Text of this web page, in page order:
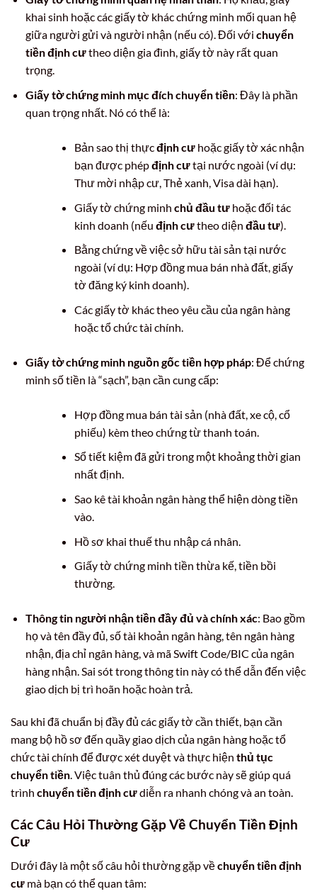
khai sinh hoặc các giấy tờ khác chứng minh mối quan hệ
giữa người gửi và người nhận (nếu có). Đối với chuyển
tiền định cưtheo diện gia đình, giấy tờ này rất quan
trọng.
Giấy tờ chứng minh mục đích chuyển tiền: Đây là phần
quan trọng nhất. Nó có thể là:
Bản sao thị thựcđịnh cưhoặc giấy tờ xác nhận
bạn được phépđịnh cưtại nước ngoài (ví dụ:
Thư mời nhập cư, Thẻ xanh, Visa dài hạn).
Giấy tờ chứng minh chủ đầu tưhoặc đối tác
kinh doanh (nếu định cưtheo diện đầu tư).
Bằng chứng về việc sở hữu tài sản tại nước
ngoài (ví dụ: Hợp đồng mua bán nhà đất, giấy
tờ đăng ký kinh doanh).
Các giấy tờ khác theo yêu cầu của ngân hàng
hoặc tổ chức tài chính.
Giấy tờ chứng minh nguồn gốc tiền hợp pháp: Để chứng
minh số tiền là “sạch”, bạn cần cung cấp:
Hợp đồng mua bán tài sản (nhà đất, xe cộ, cổ
phiếu) kèm theo chứng từ thanh toán.
Sổ tiết kiệm đã gửi trong một khoảng thời gian
nhất định.
Sao kê tài khoản ngân hàng thể hiện dòng tiền
vào.
Hồ sơ khai thuế thu nhập cá nhân.
Giấy tờ chứng minh tiền thừa kế, tiền bồi
thường.
Thông tin người nhận tiền đầy đủ và chính xác: Bao gồm
họ và tên đầy đủ, số tài khoản ngân hàng, tên ngân hàng
nhận, địa chỉ ngân hàng, và mã Swift Code/BIC của ngân
hàng nhận. Sai sót trong thông tin này có thể dẫn đến việc
giao dịch bị trì hoãn hoặc hoàn trả.
Sau khi đã chuẩn bị đầy đủ các giấy tờ cần thiết, bạn cần
mang bộ hồ sơ đến quầy giao dịch của ngân hàng hoặc tổ
chức tài chính để được xét duyệt và thực hiện thủ tục
chuyển tiền. Việc tuân thủ đúng các bước này sẽ giúp quá
trình chuyển tiền định cưdiễn ra nhanh chóng và an toàn.
Các Câu Hỏi Thường Gặp Về Chuyển Tiền Định
Cư
Dưới đây là một số câu hỏi thường gặp vềchuyển tiền định
cư mà bạn có thể quan tâm: